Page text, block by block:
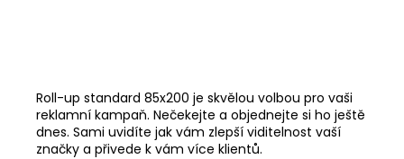
Roll-up standard 85x200 je skvělou volbou pro vaši
reklamní kampaň. Nečekejte a objednejte si ho ještě
dnes. Sami uvidíte jak vám zlepší viditelnost vaší
značky a přivede k vám více klientů.